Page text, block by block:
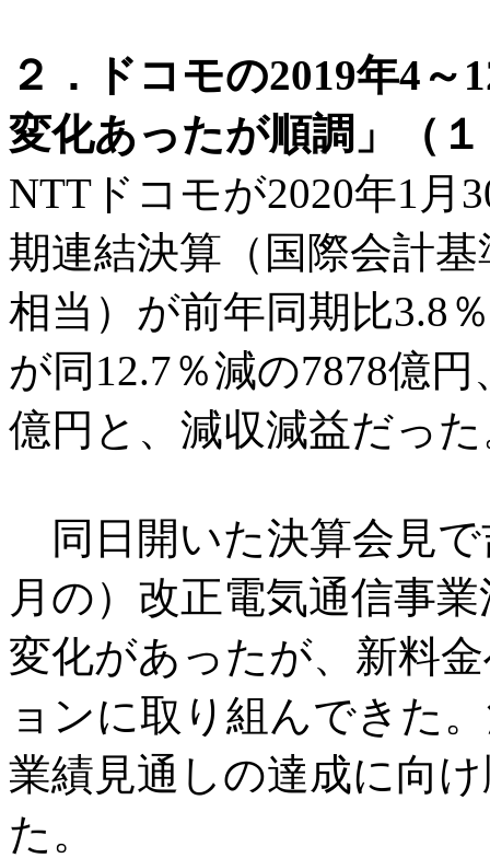
２．ドコモの2019年4
変化あったが順調」（
NTTドコモが2020年1月
期連結決算（国際会計
相当）が前年同期比3.8
が同12.7％減の7878億
億円と、減収減益だっ
同日開いた決算会見で
月の）改正電気通信事
変化があったが、新料
ョンに取り組んできた
業績見通しの達成に向
た。